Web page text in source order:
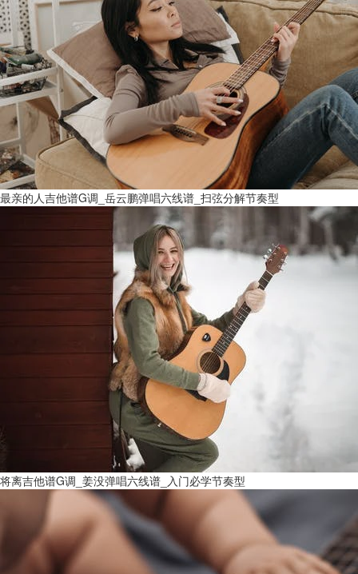
最亲的人吉他谱G调_岳云鹏弹唱六线谱_扫弦分解节奏型
将离吉他谱G调_姜没弹唱六线谱_入门必学节奏型